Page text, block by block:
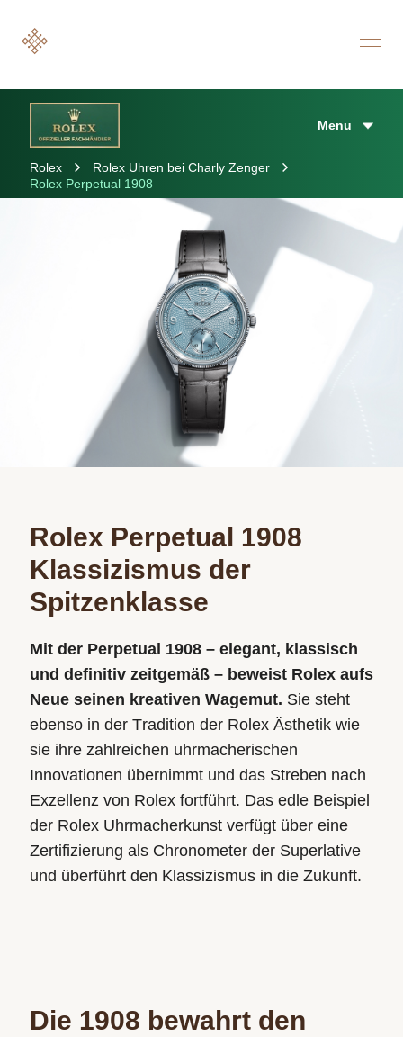
Menu
Rolex
Rolex Uhren bei Charly Zenger
Rolex Perpetual 1908
Rolex Perpetual 1908
Klassizismus der
Spitzenklasse
Mit der Perpetual 1908 – elegant, klassisch
und definitiv zeitgemäß – beweist Rolex aufs
Neue seinen kreativen Wagemut. Sie steht
ebenso in der Tradition der Rolex Ästhetik wie
sie ihre zahlreichen uhrmacherischen
Innovationen übernimmt und das Streben nach
Exzellenz von Rolex fortführt. Das edle Beispiel
der Rolex Uhrmacherkunst verfügt über eine
Zertifizierung als Chronometer der Superlative
und überführt den Klassizismus in die Zukunft.
Die 1908 bewahrt den